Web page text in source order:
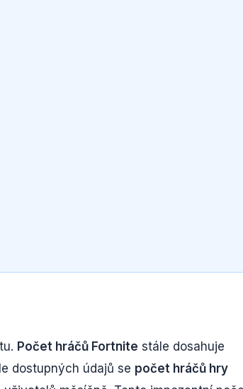
Počet hráčů Fortnite stále dosahuje
dostupných údajů se počet hráčů hry